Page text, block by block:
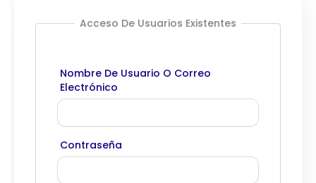
Acceso De Usuarios Existentes
Nombre De Usuario O Correo
Electrónico
Contraseña